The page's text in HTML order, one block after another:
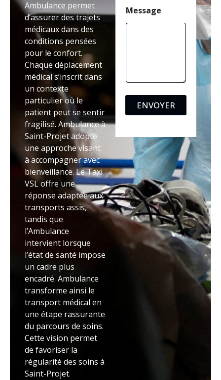
Ambulance permet
d’assurer des trajets
médicaux dans des
conditions pensées
pour le confort.
Chaque déplacement
médical s’inscrit dans
un contexte
particulier où le
patient peut se sentir
fragilisé. Ambulance à
Saint-Projet adopte
une approche visant
à accompagner avec
bienveillance. Le Taxi
VSL offre une
réponse adaptée aux
transports assis,
tandis que
l’Ambulance
intervient lorsque
l’état de santé impose
un cadre plus
encadré. Ambulance
transforme ainsi le
transport médical en
une étape rassurante
du parcours de soins.
Cette vision permet
de favoriser la
régularité des soins à
Saint-Projet.
Message
ENVOYER